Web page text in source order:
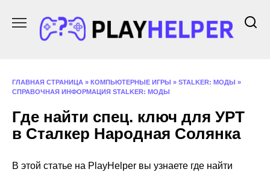
содержанию
ГЛАВНАЯ СТРАНИЦА » КОМПЬЮТЕРНЫЕ ИГРЫ » STALKER: МОДЫ »
СПРАВОЧНАЯ ИНФОРМАЦИЯ STALKER: МОДЫ
Где найти спец. ключ для УРТ
в Сталкер Народная Солянка
В этой статье на PlayHelper вы узнаете где найти